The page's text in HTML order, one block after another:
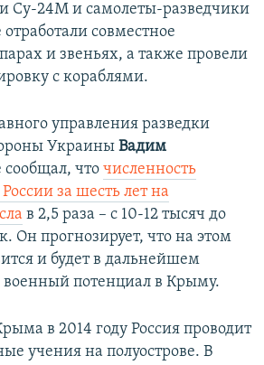
Су-24М и самолеты-разведчики
совместное
и звеньях, а также провели
с кораблями.
управления разведки
Украины Вадим
сообщал, что численность
за шесть лет на
в 2,5 раза – с 10-12 тысяч до
Он прогнозирует, что на этом
и будет в дальнейшем
военный потенциал в Крыму.​
в 2014 году Россия проводит
учения на полуострове. В